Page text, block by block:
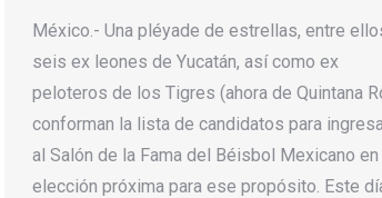
México.- Una pléyade de estrellas, entre
seis ex leones de Yucatán, así como ex
peloteros de los Tigres (ahora de Quintana
conforman la lista de candidatos para
al Salón de la Fama del Béisbol Mexicano en
elección próxima para ese propósito. Este